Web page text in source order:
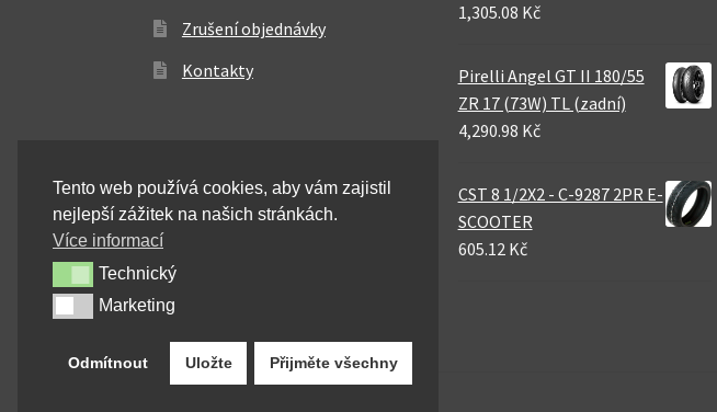
Zrušení objednávky
Kontakty
1,305.08 Kč
Pirelli Angel GT II 180/55
ZR 17 (73W) TL (zadní)
4,290.98 Kč
CST 8 1/2X2 - C-9287 2PR E-
SCOOTER
605.12 Kč
Tento web používá cookies, aby vám zajistil
nejlepší zážitek na našich stránkách.
Více informací
TechnickýTechnický
MarketingMarketing
Odmítnout Uložte Přijměte všechny